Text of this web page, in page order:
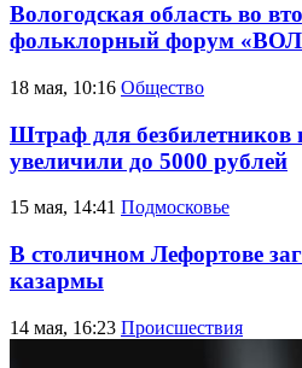
Вологодская область во
фольклорный форум
18 мая, 10:16 Общество
Штраф для безбилетников
увеличили до 5000 рублей
15 мая, 14:41 Подмосковье
В столичном Лефортове
казармы
14 мая, 16:23 Происшествия